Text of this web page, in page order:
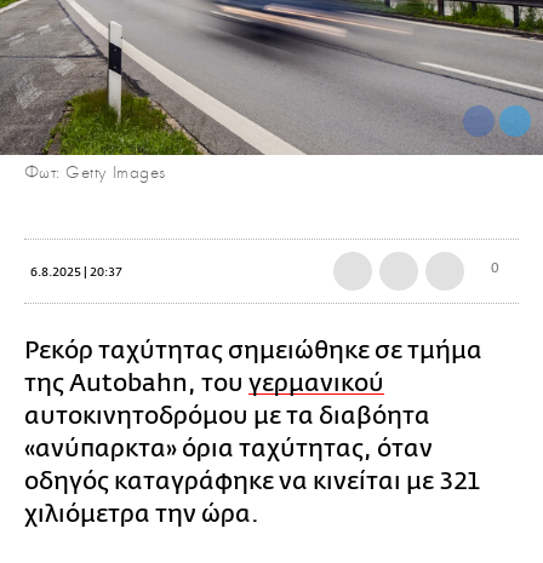
Φωτ: Getty Images
6.8.2025 | 20:37 0
Ρεκόρ ταχύτητας σημειώθηκε σε τμήμα
της Autobahn, του γερμανικού
αυτοκινητοδρόμου με τα διαβόητα
«ανύπαρκτα» όρια ταχύτητας, όταν
οδηγός καταγράφηκε να κινείται με 321
χιλιόμετρα την ώρα.